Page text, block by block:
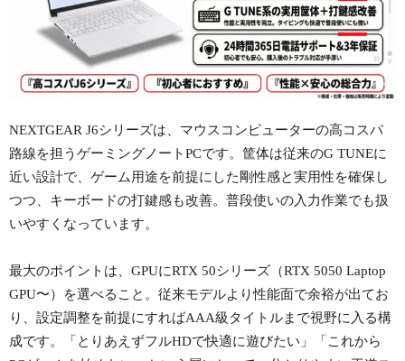
NEXTGEAR J6シリーズは、マウスコンピューターの高コスパ
路線を担うゲーミングノートPCです。筐体は従来のG TUNEに
近い設計で、ゲーム用途を前提にした剛性感と実用性を確保し
つつ、キーボードの打鍵感も改善。普段使いの入力作業でも扱
いやすくなっています。
最大のポイントは、GPUにRTX 50シリーズ（RTX 5050 Laptop
GPU〜）を選べること。従来モデルより性能面で余裕が出てお
り、設定調整を前提にすればAAA級タイトルまで視野に入る構
成です。「とりあえずフルHDで快適に遊びたい」「これから